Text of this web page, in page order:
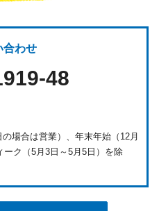
合わせ
48
場合は営業）、年末年始（12月
ク（5月3日～5月5日）を除